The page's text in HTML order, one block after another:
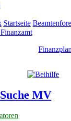
Startseite
MV